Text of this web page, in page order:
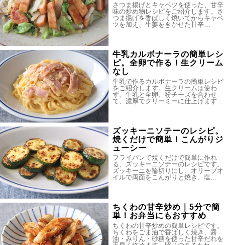
さつま揚げとキャベツを使った、甘辛
味の炒め物レシピをご紹介します。さ
つま揚げを香ばしく焼いてからキャベ
ツを加え、生姜をきかせた甘辛…
牛乳カルボナーラの簡単レシ
ピ。全卵で作る！生クリーム
なし
牛乳で作るカルボナーラの簡単レシピ
をご紹介します。生クリームは使わ
ず、牛乳と全卵、粉チーズを合わせ
て、濃厚でクリーミーに仕上げます…
ズッキーニソテーのレシピ。
焼くだけで簡単！こんがりジ
ューシー
フライパンで焼くだけで簡単に作れ
る、ズッキーニソテーのレシピです。
ズッキーニを輪切りにし、オリーブオ
イルで両面をこんがりと焼き、塩…
ちくわの甘辛炒め｜5分で簡
単！お弁当にもおすすめ
ちくわの甘辛炒めの簡単レシピです。
ちくわをごま油で香ばしく焼き、醤
油・みりん・砂糖を使った甘辛だれを